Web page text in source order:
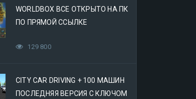
WORLDBOX ВСЕ ОТКРЫТО НА ПК
ПО ПРЯМОЙ ССЫЛКЕ
129 800
CITY CAR DRIVING + 100 МАШИН
ПОСЛЕДНЯЯ ВЕРСИЯ С КЛЮЧОМ